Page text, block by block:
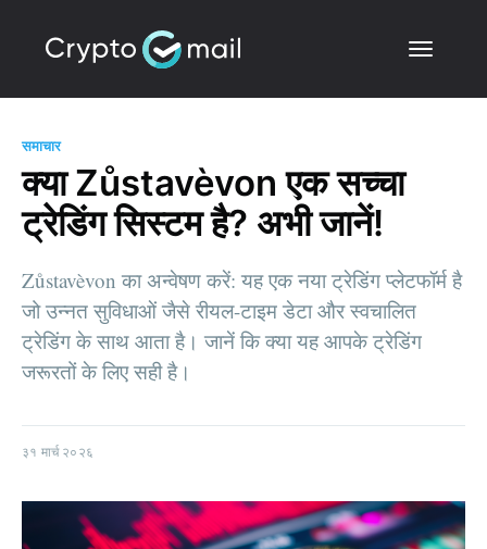
समाचार
क्या Zůstavèvon एक सच्चा
ट्रेडिंग सिस्टम है? अभी जानें!
Zůstavèvon का अन्वेषण करें: यह एक नया ट्रेडिंग प्लेटफॉर्म है
जो उन्नत सुविधाओं जैसे रीयल-टाइम डेटा और स्वचालित
ट्रेडिंग के साथ आता है। जानें कि क्या यह आपके ट्रेडिंग
जरूरतों के लिए सही है।
३१ मार्च २०२६